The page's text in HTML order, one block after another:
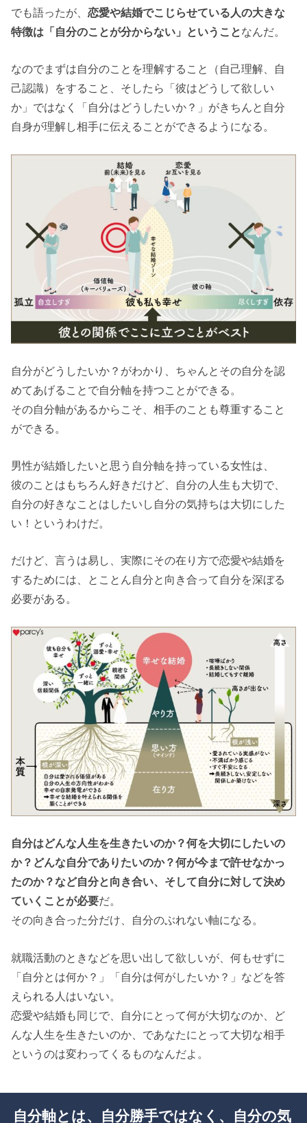
でも語ったが、恋愛や結婚でこじらせている人の大きな
特徴は「自分のことが分からない」ということなんだ。
なのでまずは自分のことを理解すること（自己理解、自
己認識）をすること、そしたら「彼はどうして欲しい
か」ではなく「自分はどうしたいか？」がきちんと自分
自身が理解し相手に伝えることができるようになる。
自分がどうしたいか？がわかり、ちゃんとその自分を認
めてあげることで自分軸を持つことができる。
その自分軸があるからこそ、相手のことも尊重すること
ができる。
男性が結婚したいと思う自分軸を持っている女性は、
彼のことはもちろん好きだけど、自分の人生も大切で、
自分の好きなことはしたいし自分の気持ちは大切にした
い！というわけだ。
だけど、言うは易し、実際にその在り方で恋愛や結婚を
するためには、とことん自分と向き合って自分を深ぼる
必要がある。
自分はどんな人生を生きたいのか？何を大切にしたいの
か？どんな自分でありたいのか？何が今まで許せなかっ
たのか？など自分と向き合い、そして自分に対して決め
ていくことが必要だ。
その向き合った分だけ、自分のぶれない軸になる。
就職活動のときなどを思い出して欲しいが、何もせずに
「自分とは何か？」「自分は何がしたいか？」などを答
えられる人はいない。
恋愛や結婚も同じで、自分にとって何が大切なのか、ど
んな人生を生きたいのか、であなたにとって大切な相手
というのは変わってくるものなんだよ。
自分軸とは、自分勝手ではなく、自分の気